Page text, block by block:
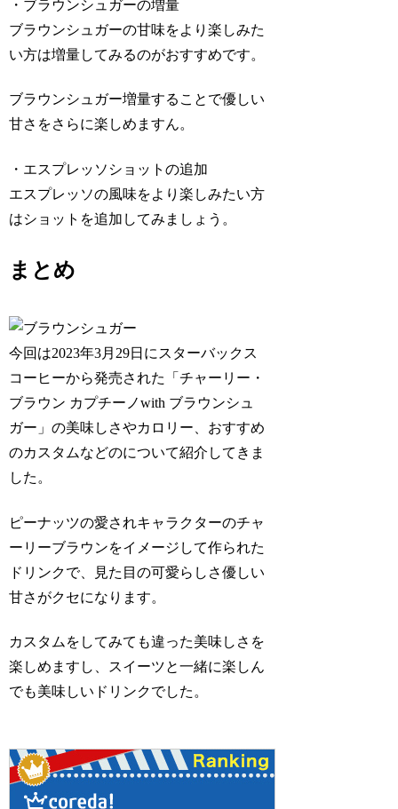
・ブラウンシュガーの増量
ブラウンシュガーの甘味をより楽しみた
い方は増量してみるのがおすすめです。
ブラウンシュガー増量することで優しい
甘さをさらに楽しめますん。
・エスプレッソショットの追加
エスプレッソの風味をより楽しみたい方
はショットを追加してみましょう。
まとめ
今回は2023年3月29日にスターバックス
コーヒーから発売された
「チャーリー・
ブラウン カプチーノwith ブラウンシュ
ガー」の美味しさやカロリー、おすすめ
のカスタムなどのについて紹介してきま
した。
ピーナッツの愛されキャラクターのチャ
ーリーブラウンをイメージして作られた
ドリンクで、見た目の可愛らしさ優しい
甘さがクセになります。
カスタムをしてみても違った美味しさを
楽しめますし、スイーツと一緒に楽しん
でも美味しいドリンクでした。